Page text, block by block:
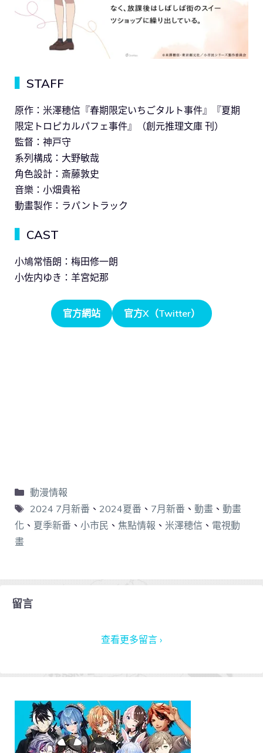
STAFF
原作：米澤穂信『春期限定いちごタルト事件』『夏期
限定トロピカルパフェ事件』（創元推理文庫 刊）
監督：神戸守
系列構成：大野敏哉
角色設計：斎藤敦史
音樂：小畑貴裕
動畫製作：ラパントラック
CAST
小鳩常悟朗：梅田修一朗
小佐内ゆき：羊宮妃那
官方網站 官方X（Twitter）
動漫情報
2024 7月新番 、 2024夏番 、 7月新番 、 動畫、 動畫
化 、 夏季新番 、 小市民 、 焦點情報 、 米澤穂信 、 電視動
畫
留言
查看更多留言 ›